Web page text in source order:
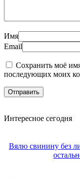
Имя
Email
Сохранить моё
последующих моих
Интересное сегодня
Вялю свинину без